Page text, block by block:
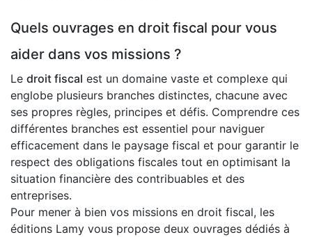
Quels ouvrages en droit fiscal pour vous
aider dans vos missions ?
Le droit fiscal est un domaine vaste et complexe qui
englobe plusieurs branches distinctes, chacune avec
ses propres règles, principes et défis. Comprendre ces
différentes branches est essentiel pour naviguer
efficacement dans le paysage fiscal et pour garantir le
respect des obligations fiscales tout en optimisant la
situation financière des contribuables et des
entreprises.
Pour mener à bien vos missions en droit fiscal, les
éditions Lamy vous propose deux ouvrages dédiés à